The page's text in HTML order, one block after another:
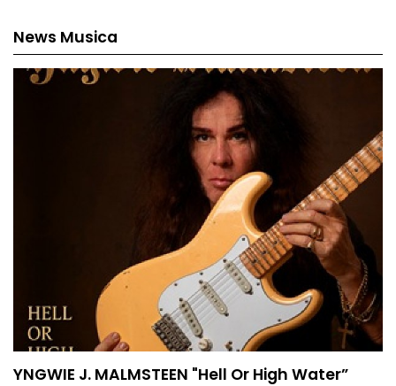
News Musica
YNGWIE J. MALMSTEEN "Hell Or High Water”